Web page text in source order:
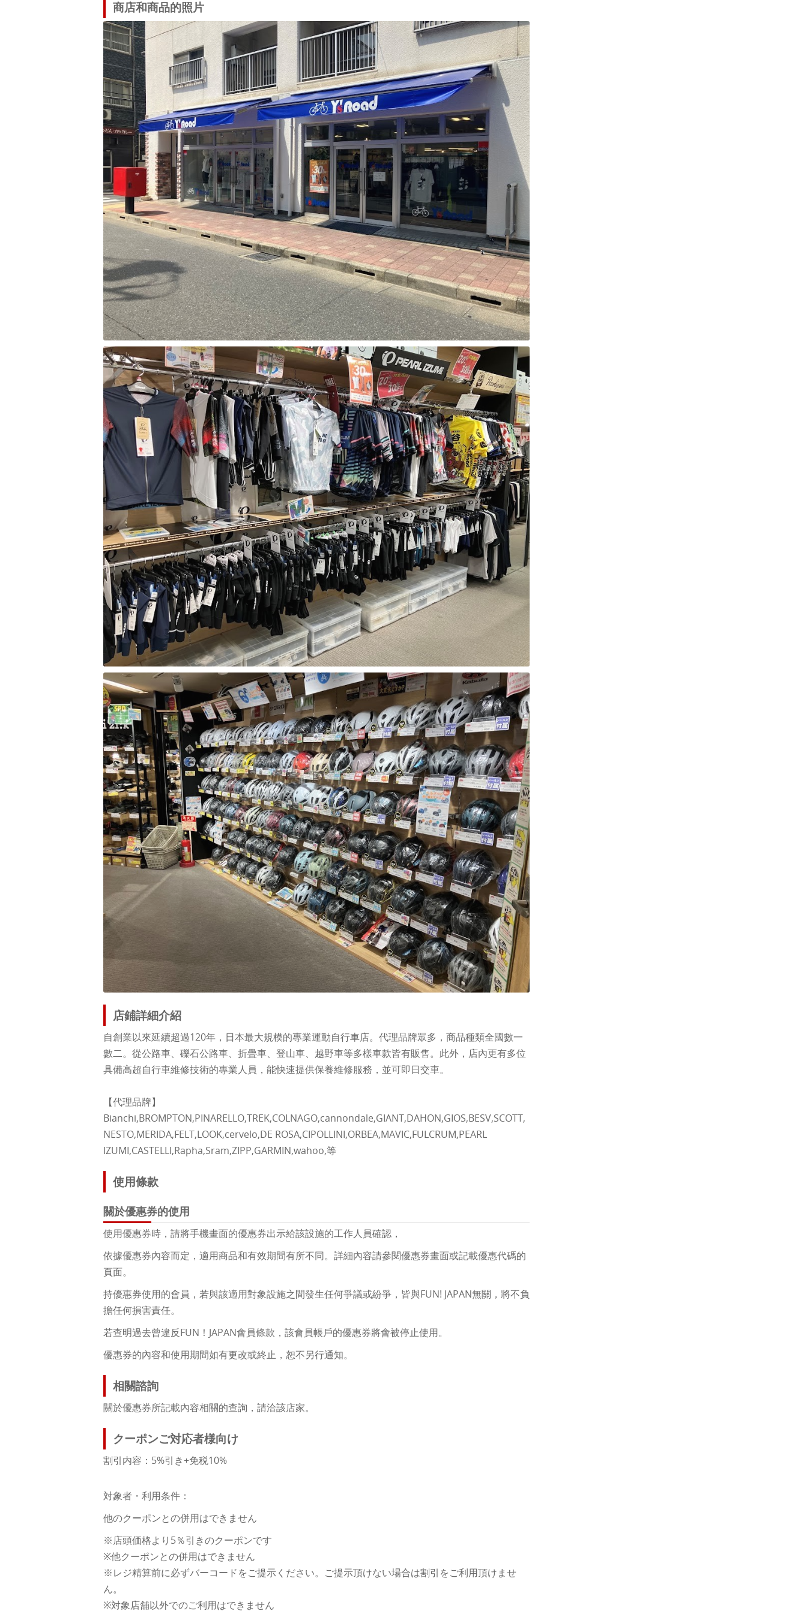
商店和商品的照片
店鋪詳細介紹
自創業以來延續超過120年，日本最大規模的專業運動自行車店。代理品牌眾多，商品種類全國數一
數二。從公路車、礫石公路車、折疊車、登山車、越野車等多樣車款皆有販售。此外，店內更有多位
具備高超自行車維修技術的專業人員，能快速提供保養維修服務，並可即日交車。
【代理品牌】
Bianchi,BROMPTON,PINARELLO,TREK,COLNAGO,cannondale,GIANT,DAHON,GIOS,BESV,SCOTT,
NESTO,MERIDA,FELT,LOOK,cervelo,DE ROSA,CIPOLLINI,ORBEA,MAVIC,FULCRUM,PEARL
IZUMI,CASTELLI,Rapha,Sram,ZIPP,GARMIN,wahoo,等
使用條款
關於優惠券的使用
使用優惠券時，請將手機畫面的優惠券出示給該設施的工作人員確認，
依據優惠券內容而定，適用商品和有效期間有所不同。詳細內容請參閱優惠券畫面或記載優惠代碼的
頁面。
持優惠券使用的會員，若與該適用對象設施之間發生任何爭議或紛爭，皆與FUN! JAPAN無關，將不負
擔任何損害責任。
若查明過去曾違反FUN！JAPAN會員條款，該會員帳戶的優惠券將會被停止使用。
優惠券的內容和使用期間如有更改或終止，恕不另行通知。
相關諮詢
關於優惠券所記載內容相關的查詢，請洽該店家。
クーポンご対応者様向け
割引内容：5%引き+免税10%
対象者・利用条件：
他のクーポンとの併用はできません
※店頭価格より5％引きのクーポンです
※他クーポンとの併用はできません
※レジ精算前に必ずバーコードをご提示ください。ご提示頂けない場合は割引をご利用頂けませ
ん。
※対象店舗以外でのご利用はできません